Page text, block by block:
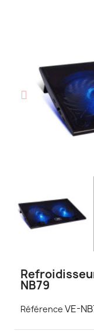
NB79
Référence VE-